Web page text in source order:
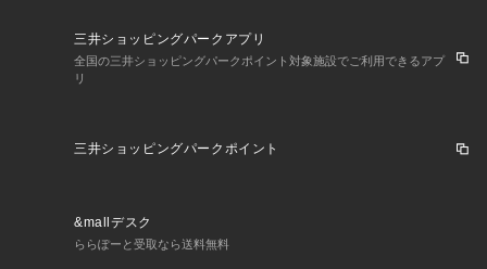
三井ショッピングパークアプリ
全国の三井ショッピングパークポイント対象施設でご利用できるアプ
リ
三井ショッピングパークポイント
&mallデスク
ららぽーと受取なら送料無料